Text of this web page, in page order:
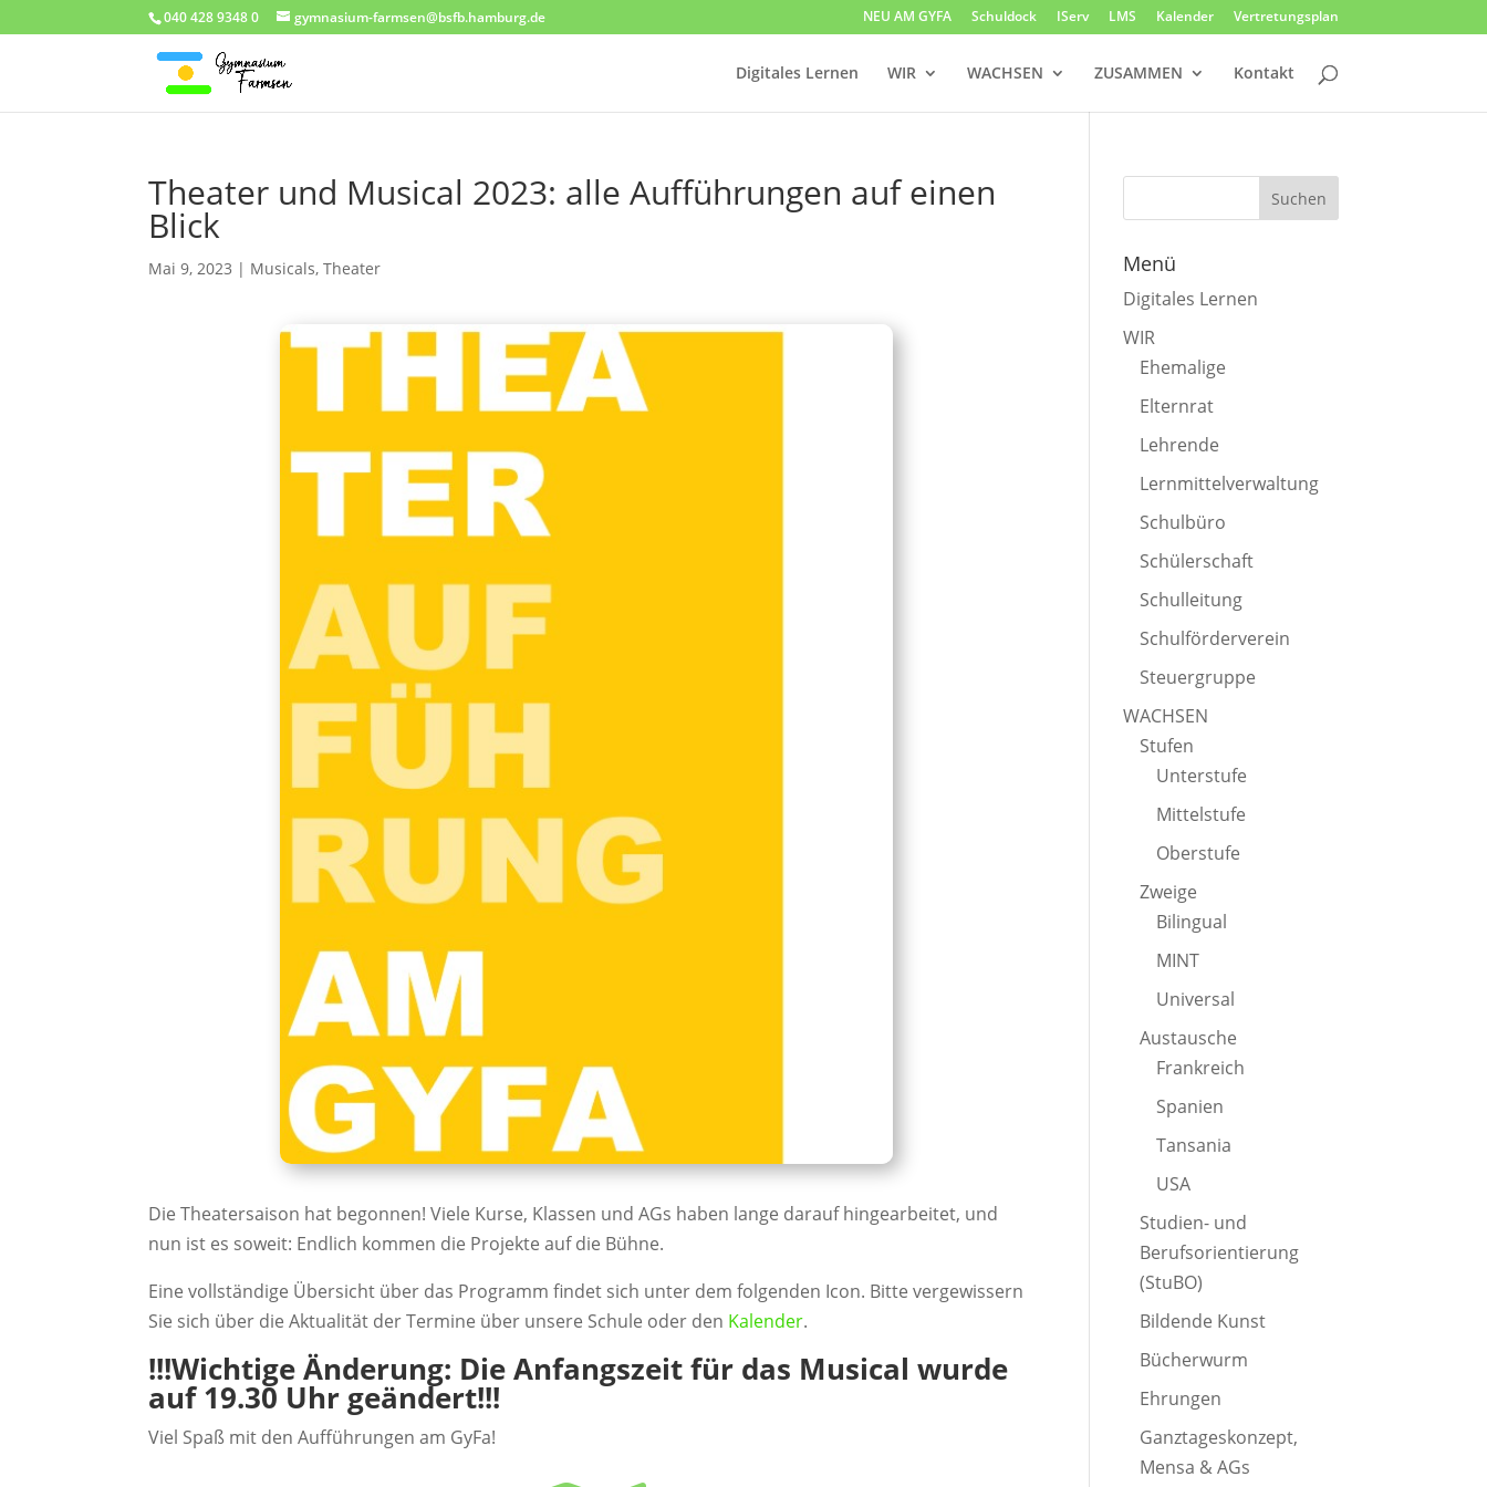
040 428 9348 0 gymnasium-farmsen@bsfb.hamburg.de NEU AM GYFA Schuldock IServ LMS Kalender Vertretungsplan
Digitales Lernen WIR WACHSEN ZUSAMMEN Kontakt
Theater und Musical 2023: alle Aufführungen auf einen
Blick
Mai 9, 2023 | Musicals,Theater
Die Theatersaison hat begonnen! Viele Kurse, Klassen und AGs haben lange darauf hingearbeitet, und
nun ist es soweit: Endlich kommen die Projekte auf die Bühne.
Eine vollständige Übersicht über das Programm findet sich unter dem folgenden Icon. Bitte vergewissern
Sie sich über die Aktualität der Termine über unsere Schule oder den Kalender.
!!!Wichtige Änderung: Die Anfangszeit für das Musical wurde
auf 19.30 Uhr geändert!!!
Viel Spaß mit den Aufführungen am GyFa!
Menü
Digitales Lernen
WIR
Ehemalige
Elternrat
Lehrende
Lernmittelverwaltung
Schulbüro
Schülerschaft
Schulleitung
Schulförderverein
Steuergruppe
WACHSEN
Stufen
Unterstufe
Mittelstufe
Oberstufe
Zweige
Bilingual
MINT
Universal
Austausche
Frankreich
Spanien
Tansania
USA
Studien- und
Berufsorientierung
(StuBO)
Bildende Kunst
Bücherwurm
Ehrungen
Ganztageskonzept,
Mensa & AGs